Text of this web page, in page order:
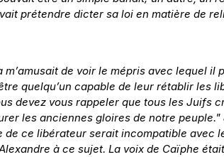
prétendre dicter sa loi en matière de
de voir le mépris avec lequel il
quelqu’un capable de leur rétablir les
devez vous rappeler que tous les Juifs
les anciennes gloires de notre
ce libérateur serait incompatible avec
à ce sujet. La voix de Caïphe